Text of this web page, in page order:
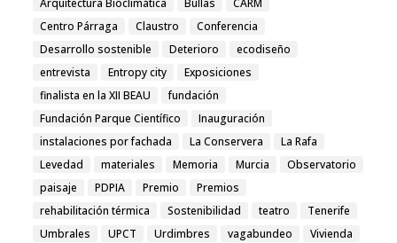
Arquitectura Bioclimática
Bullas
CARM
Centro Párraga
Claustro
Conferencia
Desarrollo sostenible
Deterioro
ecodiseño
entrevista
Entropy city
Exposiciones
finalista en la XII BEAU
fundación
Fundación Parque Científico
Inauguración
instalaciones por fachada
La Conservera
La Rafa
Levedad
materiales Memoria Murcia
Observatorio
paisaje
PDPIA Premio
Premios
rehabilitación térmica
Sostenibilidad teatro
Tenerife
Umbrales
UPCT Urdimbres vagabundeo
Vivienda